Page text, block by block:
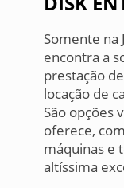
Somente na
encontra a
prestação
locação de
São opções
oferece,
máquinas e
altíssima